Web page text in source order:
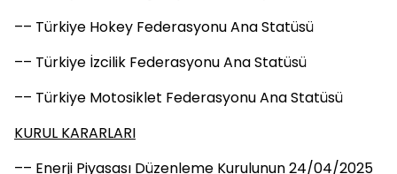
–– Türkiye Hokey Federasyonu Ana Statüsü
–– Türkiye İzcilik Federasyonu Ana Statüsü
–– Türkiye Motosiklet Federasyonu Ana Statüsü
KURUL KARARLARI
–– Enerji Piyasası Düzenleme Kurulunun 24/04/2025